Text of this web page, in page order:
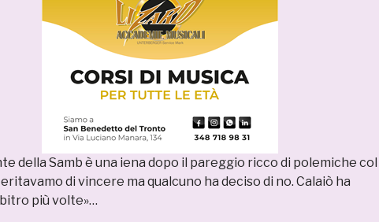
della Samb è una iena dopo il pareggio ricco di polemiche col
di vincere ma qualcuno ha deciso di no. Calaiò ha
più volte»…